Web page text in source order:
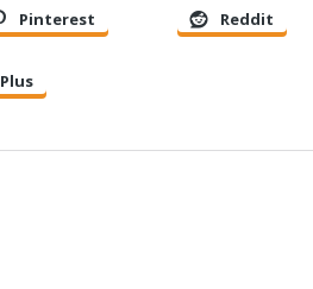
Pinterest Reddit
Plus